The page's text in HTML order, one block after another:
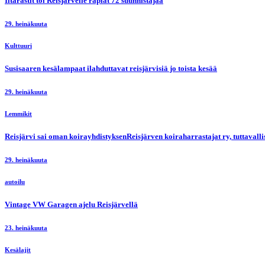
29. heinäkuuta
Kulttuuri
Susisaaren kesälampaat ilahduttavat reisjärvisiä jo toista kesää
29. heinäkuuta
Lemmikit
Reisjärvi sai oman koirayhdistyksenReisjärven koiraharrastajat ry,
29. heinäkuuta
autoilu
Vintage VW Garagen ajelu Reisjärvellä
23. heinäkuuta
Kesälajit